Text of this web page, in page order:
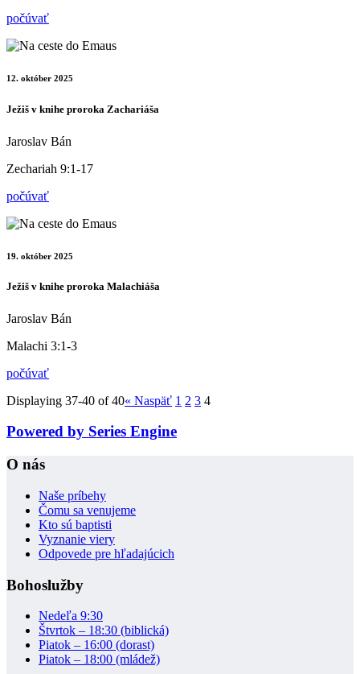
počúvať
12. október 2025
Ježiš v knihe proroka Zachariáša
Jaroslav Bán
Zechariah 9:1-17
počúvať
19. október 2025
Ježiš v knihe proroka Malachiáša
Jaroslav Bán
Malachi 3:1-3
počúvať
Displaying 37-40 of 40« Naspäť 1 2 3 4
Powered by Series Engine
O nás
Naše príbehy
Čomu sa venujeme
Kto sú baptisti
Vyznanie viery
Odpovede pre hľadajúcich
Bohoslužby
Nedeľa 9:30
Štvrtok – 18:30 (biblická)
Piatok – 16:00 (dorast)
Piatok – 18:00 (mládež)